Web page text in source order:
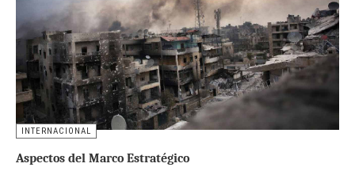
INTERNACIONAL
Aspectos del Marco Estratégico